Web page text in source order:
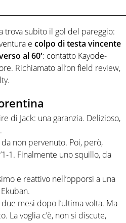
trova subito il gol del pareggio:
e colpo di testa vincente
al 60′: contatto Kayode-
Richiamato all’on field review,
di Jack: una garanzia. Delizioso,
non pervenuto. Poi, però,
1. Finalmente uno squillo, da
e reattivo nell’opporsi a una
mesi dopo l’ultima volta. Ma
La voglia c’è, non si discute,